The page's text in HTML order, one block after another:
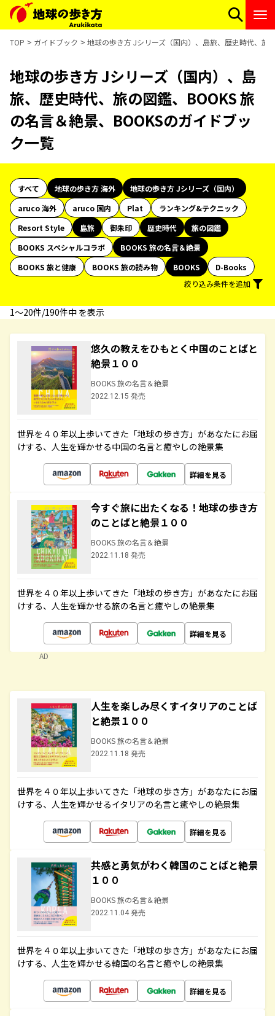
TOP ガイドブック 地球の歩き方 Jシリーズ（国内）、島旅、歴史時代、旅
地球の歩き方 Jシリーズ（国内）、島
旅、歴史時代、旅の図鑑、BOOKS 旅
の名言＆絶景、BOOKSのガイドブッ
ク一覧
すべて 地球の歩き方 海外
地球の歩き方 Jシリーズ（国内）
aruco 海外
aruco 国内 Plat
ランキング&テクニック
Resort Style
島旅 御朱印 歴史時代
旅の図鑑
BOOKS スペシャルコラボ
BOOKS 旅の名言＆絶景
BOOKS 旅と健康
BOOKS 旅の読み物 BOOKS
D-Books
絞り込み条件を追加
1〜20件/190件中 を表示
悠久の教えをひもとく中国のことばと
絶景１００
BOOKS 旅の名言＆絶景
2022.12.15 発売
世界を４０年以上歩いてきた「地球の歩き方」があなたにお届
けする、人生を輝かせる中国の名言と癒やしの絶景集
詳細を見る
今すぐ旅に出たくなる！地球の歩き方
のことばと絶景１００
BOOKS 旅の名言＆絶景
2022.11.18 発売
世界を４０年以上歩いてきた「地球の歩き方」があなたにお届
けする、人生を輝かせる旅の名言と癒やしの絶景集
詳細を見る
AD
人生を楽しみ尽くすイタリアのことば
と絶景１００
BOOKS 旅の名言＆絶景
2022.11.18 発売
世界を４０年以上歩いてきた「地球の歩き方」があなたにお届
けする、人生を輝かせるイタリアの名言と癒やしの絶景集
詳細を見る
共感と勇気がわく韓国のことばと絶景
１００
BOOKS 旅の名言＆絶景
2022.11.04 発売
世界を４０年以上歩いてきた「地球の歩き方」があなたにお届
けする、人生を輝かせる韓国の名言と癒やしの絶景集
詳細を見る